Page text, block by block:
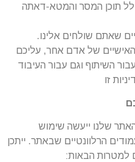
תוכן המסר והמטא-דאתה
שאתם שולחים אלינו.
של אדם אחר, עליכם
השיתוף וגם עבור העיבוד
זו
שלנו ייעשה שימוש
הרלוונטיים שבאתר. ייתכן
למטרות הבאות: